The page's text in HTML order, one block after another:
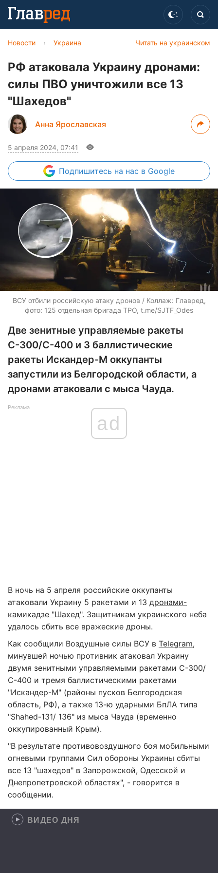
Читать на украинском
Новости › Украина
РФ атаковала Украину дронами:
силы ПВО уничтожили все 13
"Шахедов"
Анна Ярославская
5 апреля 2024, 07:41
Подпишитесь на нас в Google
ВСУ отбили российскую атаку дронов / Коллаж: Главред,
фото: 125 отдельная бригада ТРО, t.me/SJTF_Odes
Две зенитные управляемые ракеты
С-300/С-400 и 3 баллистические
ракеты Искандер-М оккупанты
запустили из Белгородской области, а
дронами атаковали с мыса Чауда.
Реклама
ad
В ночь на 5 апреля российские оккупанты
атаковали Украину 5 ракетами и 13 дронами-
камикадзе "Шахед". Защитникам украинского неба
удалось сбить все вражеские дроны.
Как сообщили Воздушные силы ВСУ в Telegram,
минувшей ночью противник атаковал Украину
двумя зенитными управляемыми ракетами С-300/
С-400 и тремя баллистическими ракетами
"Искандер-М" (районы пусков Белгородская
область, РФ), а также 13-ю ударными БпЛА типа
"Shahed-131/ 136" из мыса Чауда (временно
оккупированный Крым).
"В результате противовоздушного боя мобильными
огневыми группами Сил обороны Украины сбиты
все 13 "шахедов" в Запорожской, Одесской и
Днепропетровской областях", - говорится в
сообщении.
ВИДЕО ДНЯ